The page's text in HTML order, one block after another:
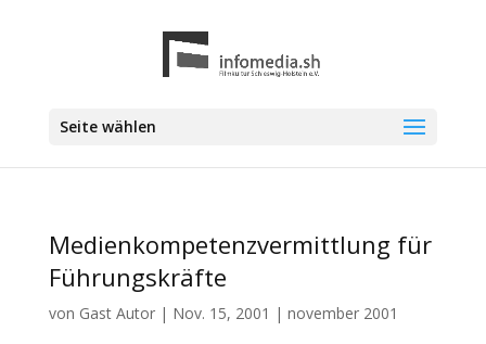
Seite wählen
Medienkompetenzvermittlung für
Führungskräfte
von Gast Autor| Nov. 15, 2001 | november 2001